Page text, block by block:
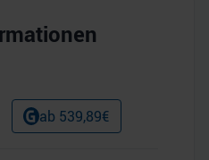
ab 539,89€